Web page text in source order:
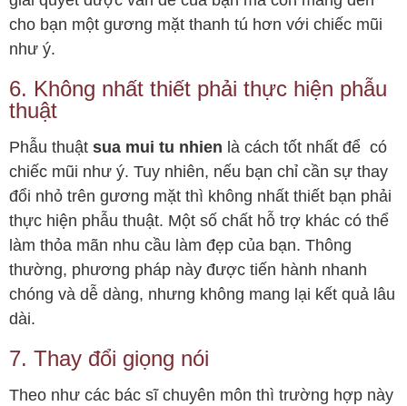
cho bạn một gương mặt thanh tú hơn với chiếc mũi
như ý.
6. Không nhất thiết phải thực hiện phẫu
thuật
Phẫu thuật sua mui tu nhien là cách tốt nhất để có
chiếc mũi như ý. Tuy nhiên, nếu bạn chỉ cần sự thay
đổi nhỏ trên gương mặt thì không nhất thiết bạn phải
thực hiện phẫu thuật. Một số chất hỗ trợ khác có thể
làm thỏa mãn nhu cầu làm đẹp của bạn. Thông
thường, phương pháp này được tiến hành nhanh
chóng và dễ dàng, nhưng không mang lại kết quả lâu
dài.
7. Thay đổi giọng nói
Theo như các bác sĩ chuyên môn thì trường hợp này